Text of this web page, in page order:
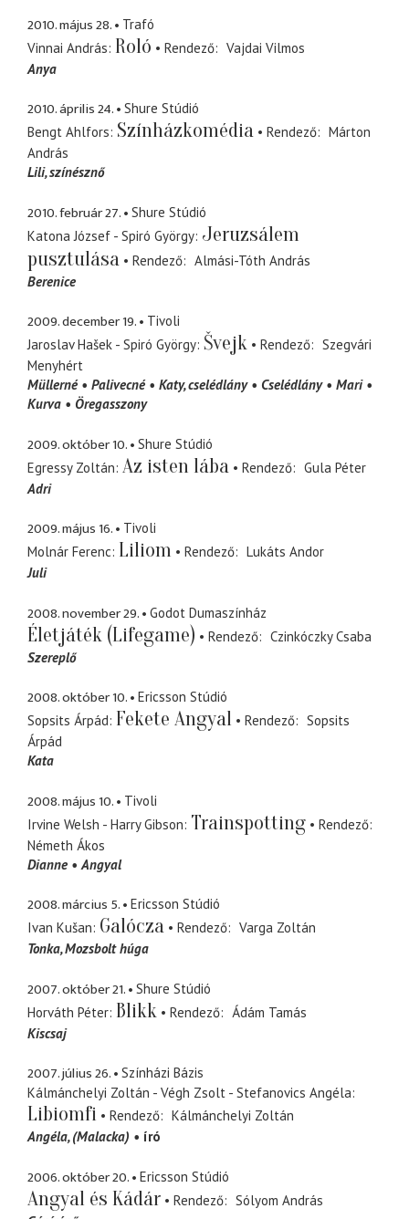
2010. május 28.
Trafó
Vinnai András Roló Rendező
Vajdai Vilmos
Anya
2010. április 24.
Shure Stúdió
Bengt Ahlfors Színházkomédia Rendező
Márton
András
Lili színésznő
2010. február 27.
Shure Stúdió
Katona József - Spiró György Jeruzsálem
pusztulása
Rendező
Almási-Tóth András
Berenice
2009. december 19.
Tivoli
Jaroslav Hašek - Spiró György Švejk Rendező
Szegvári
Menyhért
Müllerné
Palivecné Katy cselédlány Cselédlány
Mari
Kurva
Öregasszony
2009. október 10.
Shure Stúdió
Egressy Zoltán Az isten lába Rendező
Gula Péter
Adri
2009. május 16.
Tivoli
Molnár Ferenc Liliom Rendező
Lukáts Andor
Juli
2008. november 29. Godot Dumaszínház
Életjáték (Lifegame) Rendező
Czinkóczky Csaba
Szereplő
2008. október 10.
Ericsson Stúdió
Sopsits Árpád Fekete Angyal Rendező
Sopsits
Árpád
Kata
2008. május 10.
Tivoli
Irvine Welsh - Harry Gibson Trainspotting
Rendező
Németh Ákos
Dianne
Angyal
2008. március 5.
Ericsson Stúdió
Ivan Kušan Galócza Rendező
Varga Zoltán
Tonka Mozsbolt húga
2007. október 21.
Shure Stúdió
Horváth Péter Blikk Rendező
Ádám Tamás
Kiscsaj
2007. július 26.
Színházi Bázis
Kálmánchelyi Zoltán - Végh Zsolt - Stefanovics Angéla
Libiomfi Rendező
Kálmánchelyi Zoltán
Angéla (Malacka) író
2006. október 20. Ericsson Stúdió
Angyal és Kádár Rendező
Sólyom András